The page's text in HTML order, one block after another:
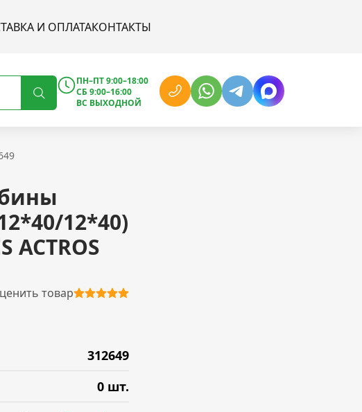
И ОПЛАТАКОНТАКТЫ
ПН–ПТ 9:00–18:00
СБ 9:00–16:00
ВС ВЫХОДНОЙ
12*40)
ACTROS
товар
312649
0 шт.